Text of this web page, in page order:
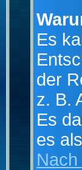
Es
der
z. B.
Es
es